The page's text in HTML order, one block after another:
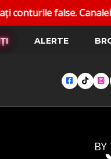
oficiale sunt doar
ALERTE
BY